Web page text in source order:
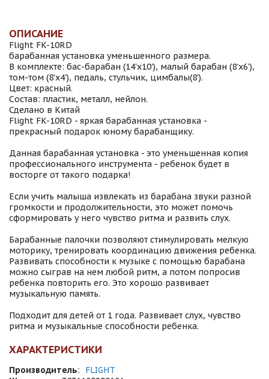
ОПИСАНИЕ
Flight FK-10RD
барабанная установка уменьшенного размера.
В комплекте: бас-барабан (14'x10'), малый барабан (8'x6'),
том-том (8'x4'), педаль, стульчик, цимбалы(8').
Цвет: красный.
Состав: пластик, металл, нейлон.
Сделано в Китай
Flight FK-10RD - яркая барабанная установка -
прекрасный подарок юному барабанщику.
Данная барабанная установка - это уменьшенная копия
профессионального инструмента - ребенок будет в
восторге от такого подарка!
Если учить малыша извлекать из барабана звуки разной
громкости и продолжительности, это может помочь
сформировать у него чувство ритма и развить слух.
Барабанные палочки позволяют стимулировать мелкую
моторику, тренировать координацию движения ребенка.
Развивать способности к музыке с помощью барабана
можно сыграв на нем любой ритм, а потом попросив
ребенка повторить его. Это хорошо развивает
музыкальную память.
Подходит для детей от 1 года. Развивает слух, чувство
ритма и музыкальные способности ребенка.
ХАРАКТЕРИСТИКИ
Производитель:
FLIGHT